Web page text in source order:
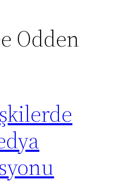
Odden